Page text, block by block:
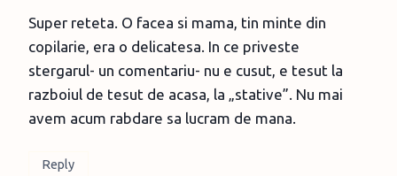
Super reteta. O facea si mama, tin minte din
copilarie, era o delicatesa. In ce priveste
stergarul- un comentariu- nu e cusut, e tesut la
razboiul de tesut de acasa, la „stative”. Nu mai
avem acum rabdare sa lucram de mana.
Reply